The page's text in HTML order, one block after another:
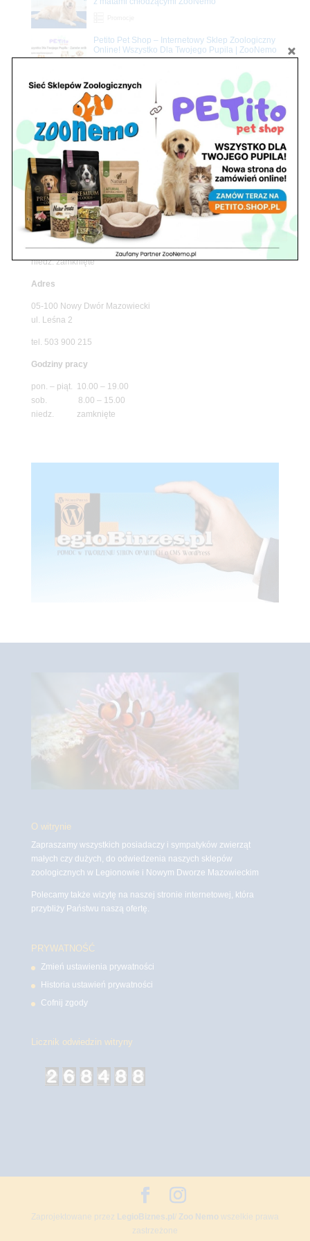
Petito Pet Shop – Internetowy Sklep Zoologiczny
Online! Wszystko Dla Twojego Pupila | ZooNemo
Znajdź nas
Adres
05-120 Legionowo
ul. Piłsudskiego 31,
pawilon 134
tel./fax. 22 784 71 96
Godziny pracy
pon. – piąt. 10.00 – 19.00
sob. 10.00 – 15.00
niedz. zamknięte
Adres
05-100 Nowy Dwór Mazowiecki
ul. Leśna 2
tel. 503 900 215
Godziny pracy
pon. – piąt. 10.00 – 19.00
sob. 8.00 – 15.00
niedz. zamknięte
O witrynie
Zapraszamy wszystkich posiadaczy i sympatyków zwierząt
małych czy dużych, do odwiedzenia naszych sklepów
zoologicznych w Legionowie i Nowym Dworze Mazowieckim
Polecamy także wizytę na naszej stronie internetowej, która
przybliży Państwu naszą ofertę.
PRYWATNOŚĆ
Zmień ustawienia prywatności
Historia ustawień prywatności
Cofnij zgody
Licznik odwiedzin witryny
Zaprojektowane przez LegioBiznes.pl/ Zoo Nemowszelkie prawa
zastrzeżone